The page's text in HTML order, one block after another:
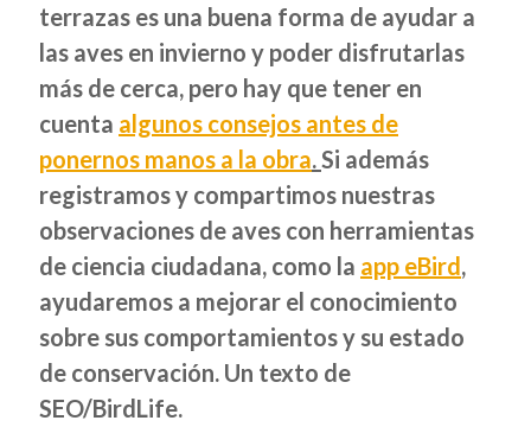
terrazas es una buena forma de ayudar a
las aves en invierno y poder disfrutarlas
más de cerca, pero hay que tener en
cuenta algunos consejos antes de
ponernos manos a la obra.Si además
registramos y compartimos nuestras
observaciones de aves con herramientas
de ciencia ciudadana, como la app eBird,
ayudaremos a mejorar el conocimiento
sobre sus comportamientos y su estado
de conservación. Un texto de
SEO/BirdLife.